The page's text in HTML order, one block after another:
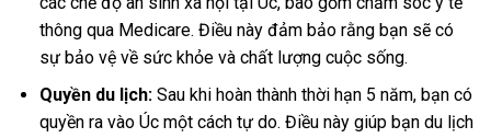
thông qua Medicare. Điều này đảm bảo rằng bạn sẽ có
sự bảo vệ về sức khỏe và chất lượng cuộc sống.
Quyền du lịch:Sau khi hoàn thành thời hạn 5 năm, bạn có
quyền ra vào Úc một cách tự do. Điều này giúp bạn du lịch